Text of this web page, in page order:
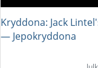
Kryddona: Jack
― Jepokryddona